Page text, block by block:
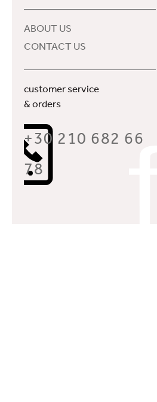
ABOUT US
CONTACT US
customer service
& orders
+30 210 682 66
78